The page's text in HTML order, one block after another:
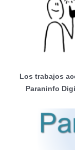
Los trabajos
Paraninfo